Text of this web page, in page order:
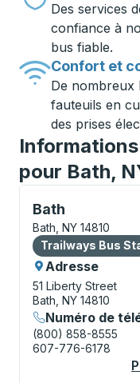
Des services
confiance à
bus fiable.
Confort et
De nombreux
fauteuils en
des prises
pour Bath,
Bath
Bus Station,
Bath, NY 14810
Bus Station
Trailways Bus
Adresse
51 Liberty Street
Bath, NY 14810
Numéro de
(800) 858-8555
607-776-6178